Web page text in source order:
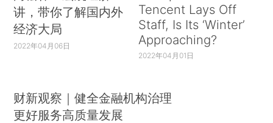
讲，带你了解国内外
经济大局
2022年04月06日
Tencent Lays Off
Staff, Is Its ‘Winter’
Approaching?
2022年04月01日
财新观察｜健全金融机构治理
更好服务高质量发展